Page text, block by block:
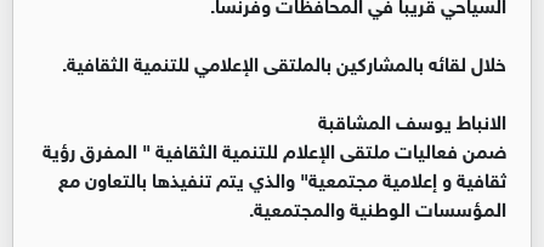
خلال لقائه بالمشاركين بالملتقى الإعلامي للتنمية الثقافية.
الانباط يوسف المشاقبة
ضمن فعاليات ملتقى الإعلام للتنمية الثقافية " المفرق رؤية
ثقافية و إعلامية مجتمعية" والذي يتم تنفيذها بالتعاون مع
المؤسسات الوطنية والمجتمعية.